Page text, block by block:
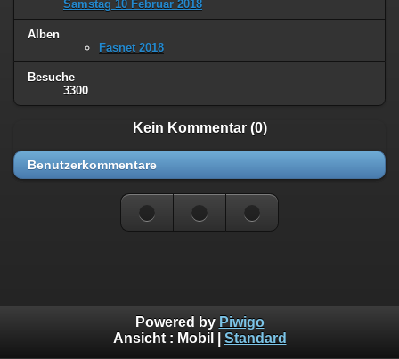
Samstag 10 Februar 2018
Alben
Fasnet 2018
Besuche
3300
Kein Kommentar (0)
Benutzerkommentare
Powered by Piwigo
Ansicht : Mobil Standard